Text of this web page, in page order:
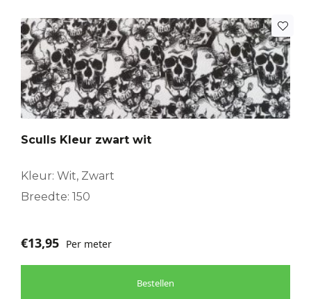
Sculls Kleur zwart wit
Kleur: Wit, Zwart
Breedte: 150
€13,95 Per meter
Bestellen